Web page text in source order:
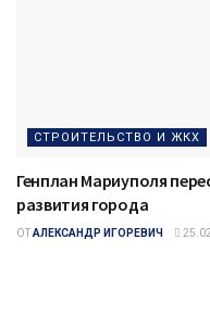
СТРОИТЕЛЬСТВО И ЖКХ
Генплан Мариуполя
развития города
ОТ АЛЕКСАНДР ИГОРЕВИЧ